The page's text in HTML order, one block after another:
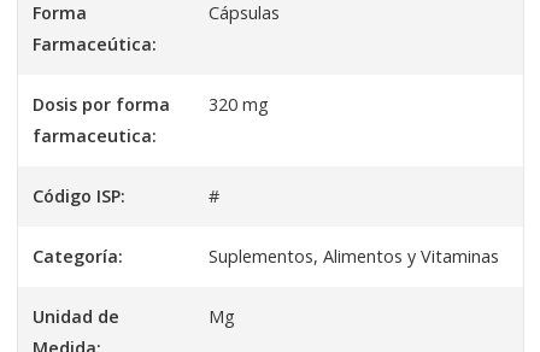
Forma
Farmaceútica:
Cápsulas
Dosis por forma
farmaceutica:
320 mg
Código ISP: #
Categoría: Suplementos, Alimentos y Vitaminas
Unidad de
Mg